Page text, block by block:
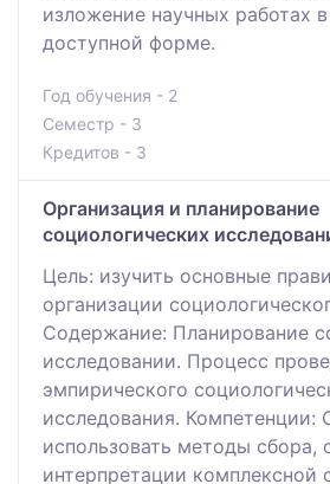
изложение научных работах
доступной форме.
Год обучения - 2
Семестр - 3
Кредитов - 3
Организация и планирование
социологических
Цель: изучить основные
организации
Содержание: Планирование
исследовании. Процесс
эмпирического
исследования. Компетенции:
использовать методы сбора,
интерпретации комплексной